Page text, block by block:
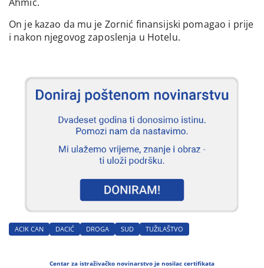
On je kazao da mu je Zornić finansijski pomagao i prije
i nakon njegovog zaposlenja u Hotelu.
ACIK CAN DACIĆ DROGA SUD TUŽILAŠTVO
Centar za istraživačko novinarstvo je nosilac certifikata